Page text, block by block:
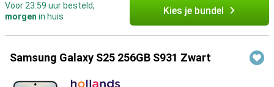
Voor 23:59 uur besteld,
morgen in huis Kies je bundel
Samsung Galaxy S25 256GB S931 Zwart